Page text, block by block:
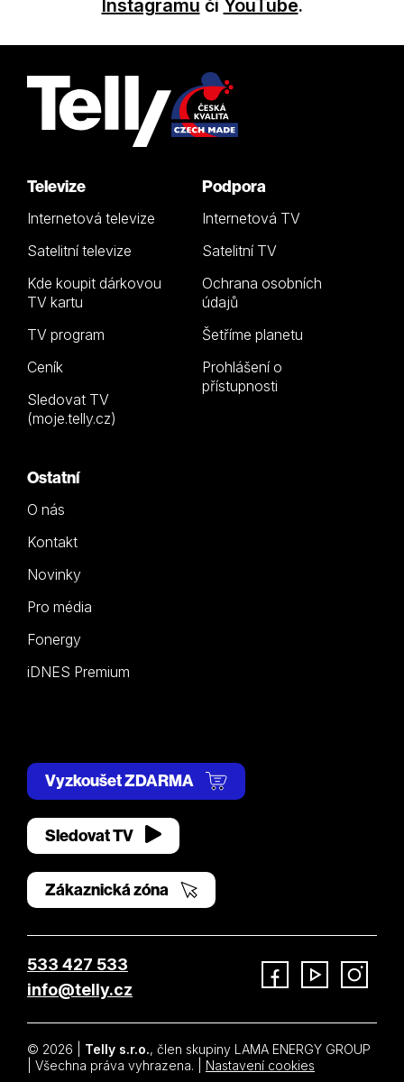
Instagramu či YouTube.
Televize
Internetová televize
Satelitní televize
Kde koupit dárkovou
TV kartu
TV program
Ceník
Sledovat TV
(moje.telly.cz)
Podpora
Internetová TV
Satelitní TV
Ochrana osobních
údajů
Šetříme planetu
Prohlášení o
přístupnosti
Ostatní
O nás
Kontakt
Novinky
Pro média
Fonergy
iDNES Premium
Vyzkoušet ZDARMA
Sledovat TV
Zákaznická zóna
533 427 533
info@telly.cz
© 2026 | Telly s.r.o., člen skupiny LAMA ENERGY GROUP
| Všechna práva vyhrazena. | Nastavení cookies